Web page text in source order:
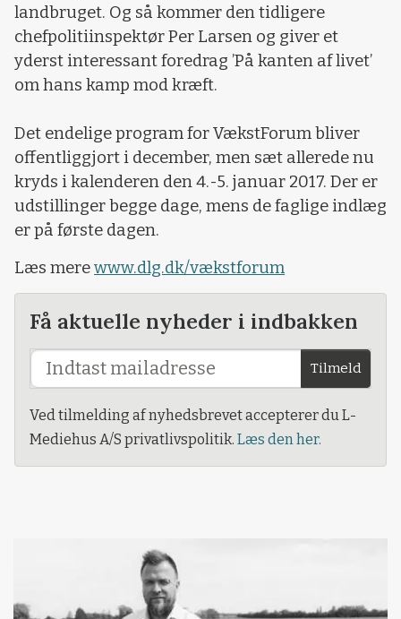
landbruget. Og så kommer den tidligere
chefpolitiinspektør Per Larsen og giver et
yderst interessant foredrag ’På kanten af livet’
om hans kamp mod kræft.
Det endelige program for VækstForum bliver
offentliggjort i december, men sæt allerede nu
kryds i kalenderen den 4.-5. januar 2017. Der er
udstillinger begge dage, mens de faglige indlæg
er på første dagen.
Læs merewww.dlg.dk/vækstforum
Få aktuelle nyheder i indbakken
Tilmeld
Ved tilmelding af nyhedsbrevet accepterer du L-
Mediehus A/S privatlivspolitik. Læs den her.